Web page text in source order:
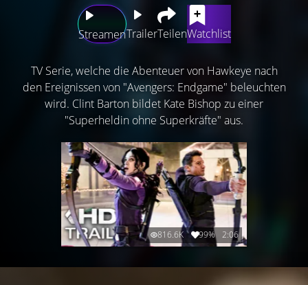
StreamenTrailerTeilenWatchlist
TV Serie, welche die Abenteuer von Hawkeye nach
den Ereignissen von "Avengers: Endgame" beleuchten
wird. Clint Barton bildet Kate Bishop zu einer
"Superheldin ohne Superkräfte" aus.
816.6K 99% 2:06